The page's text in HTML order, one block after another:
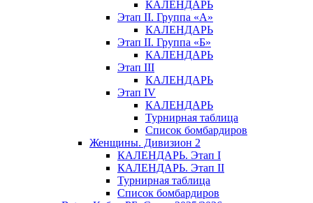
КАЛЕНДАРЬ
Этап II. Группа «А»
КАЛЕНДАРЬ
Этап II. Группа «Б»
КАЛЕНДАРЬ
Этап III
КАЛЕНДАРЬ
Этап IV
КАЛЕНДАРЬ
Турнирная таблица
Список бомбардиров
Женщины. Дивизион 2
КАЛЕНДАРЬ. Этап I
КАЛЕНДАРЬ. Этап II
Турнирная таблица
Список бомбардиров